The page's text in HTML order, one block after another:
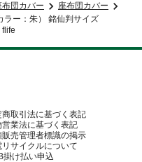
団カバー
座布団カバー
ラー：朱） 銘仙判サイズ
商取引法に基づく表記
営業法に基づく表記
販売管理者標識の掲示
リサイクルについて
掛け払い申込